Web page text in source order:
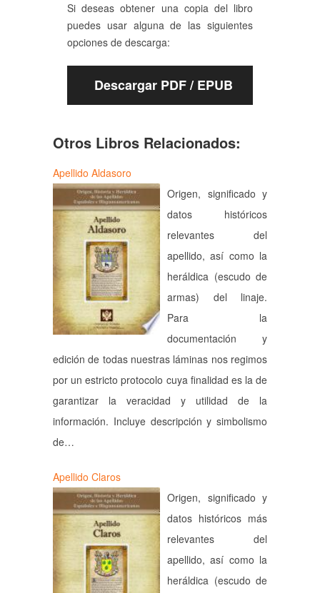
Si deseas obtener una copia del libro
puedes usar alguna de las siguientes
opciones de descarga:
Descargar PDF / EPUB
Otros Libros Relacionados:
Apellido Aldasoro
Origen, significado y
datos históricos
relevantes del
apellido, así como la
heráldica (escudo de
armas) del linaje.
Para la
documentación y
edición de todas nuestras láminas nos regimos
por un estricto protocolo cuya finalidad es la de
garantizar la veracidad y utilidad de la
información. Incluye descripción y simbolismo
de…
Apellido Claros
Origen, significado y
datos históricos más
relevantes del
apellido, así como la
heráldica (escudo de